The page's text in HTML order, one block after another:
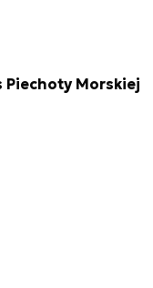
Piechoty Morskiej